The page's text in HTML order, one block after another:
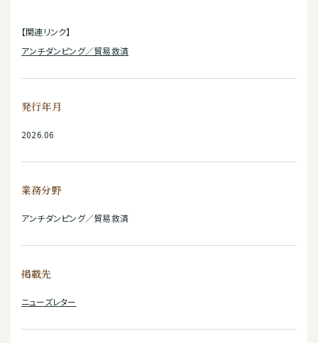
【関連リンク】
アンチダンピング／貿易救済
発行年月
2026.06
業務分野
アンチダンピング／貿易救済
掲載先
ニューズレター